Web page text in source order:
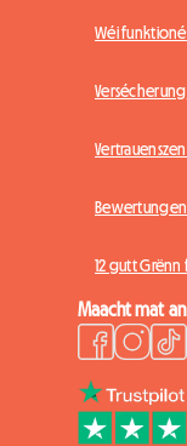
Wéi
Versécherung
12 gutt
Maacht mat